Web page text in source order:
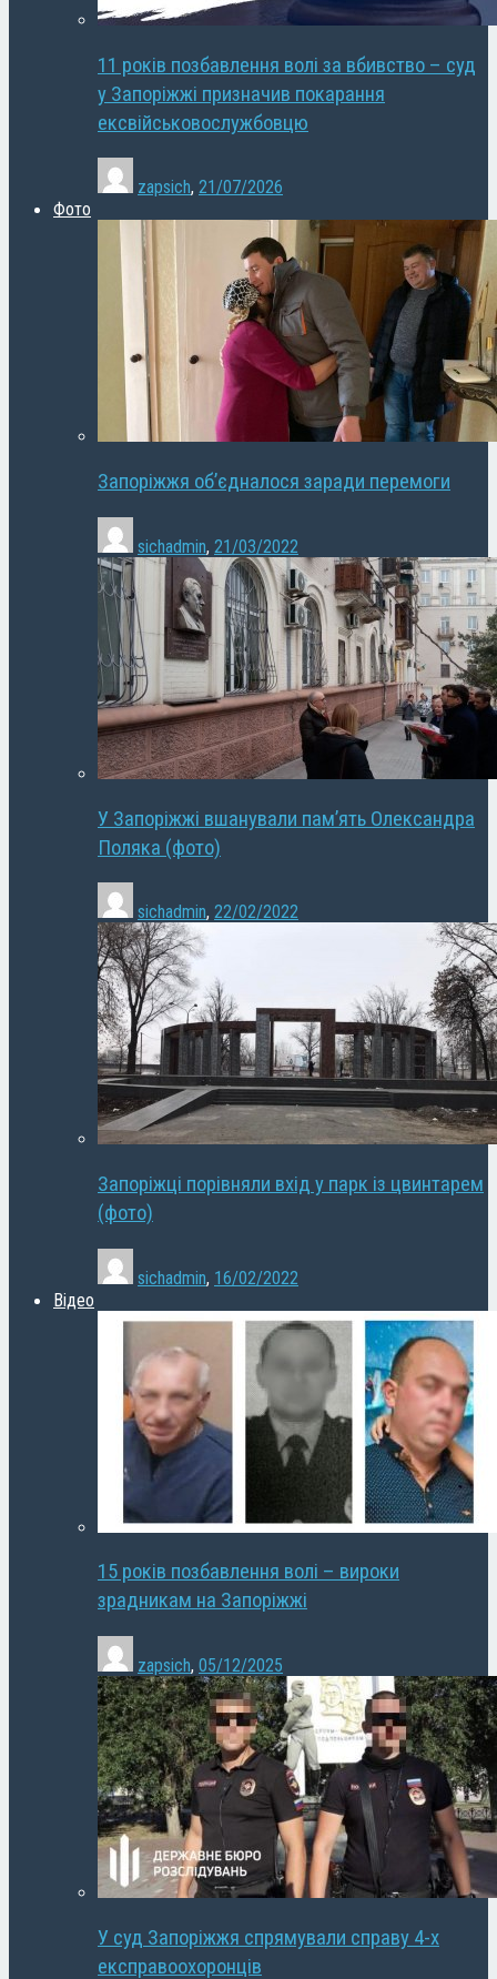
11 років позбавлення волі за вбивство – суд
у Запоріжжі призначив покарання
ексвійськовослужбовцю
zapsich, 21/07/2026
Фото
Запоріжжя об’єдналося заради перемоги
sichadmin, 21/03/2022
У Запоріжжі вшанували пам’ять Олександра
Поляка (фото)
sichadmin, 22/02/2022
Запоріжці порівняли вхід у парк із цвинтарем
(фото)
sichadmin, 16/02/2022
Відео
15 років позбавлення волі – вироки
зрадникам на Запоріжжі
zapsich, 05/12/2025
У суд Запоріжжя спрямували справу 4-х
експравоохоронців